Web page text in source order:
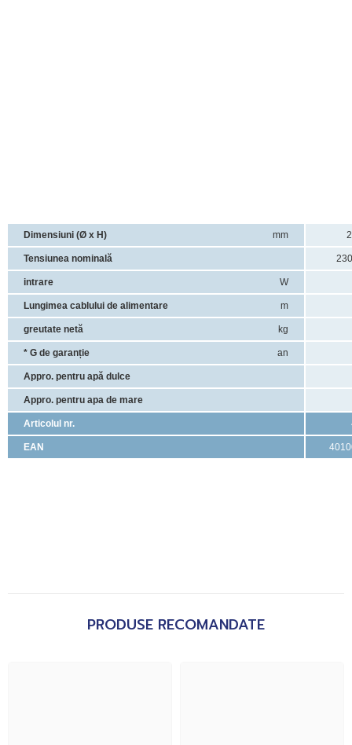
Dimensiuni (Ø x H) mm
Tensiunea nominală
intrare W
Lungimea cablului de alimentare m
greutate netă kg
* G de garanție an
Appro. pentru apă dulce
Appro. pentru apa de mare
Articolul nr.
EAN
PRODUSE RECOMANDATE